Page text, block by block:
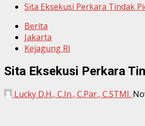
Sita Eksekusi Perkara Tindak
Berita
Jakarta
Kejagung RI
Sita Eksekusi Perkara
Lucky D.H., C.In., C.Par., C.STMI.